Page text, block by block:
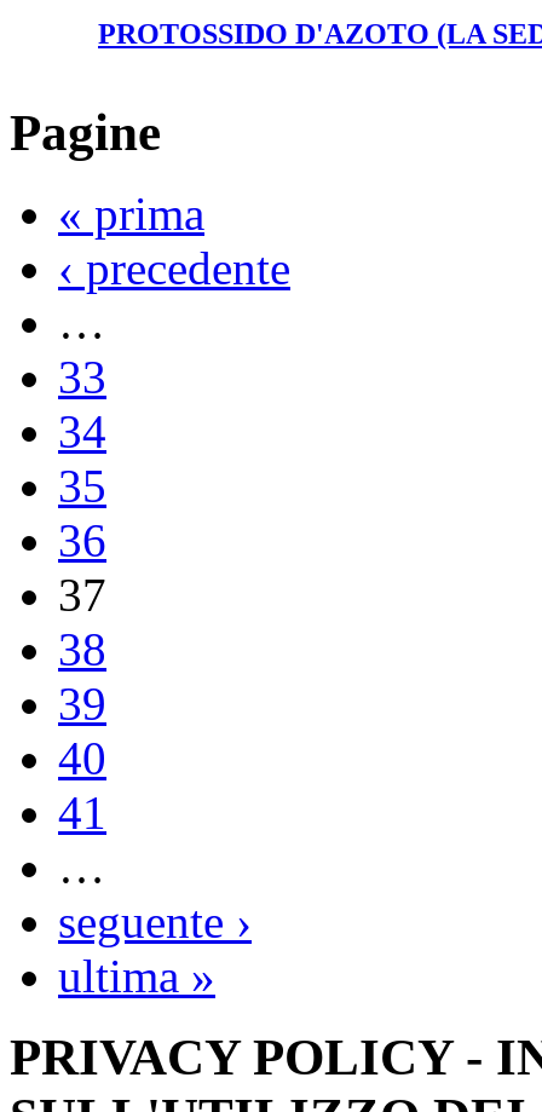
PROTOSSIDO D'AZOTO (LA
Pagine
« prima
‹ precedente
…
33
34
35
36
37
38
39
40
41
…
seguente ›
ultima »
PRIVACY POLICY -